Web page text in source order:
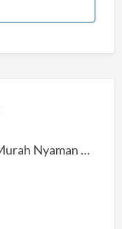
Kosan Wanita Murah Nyaman di Jakarta Selatan